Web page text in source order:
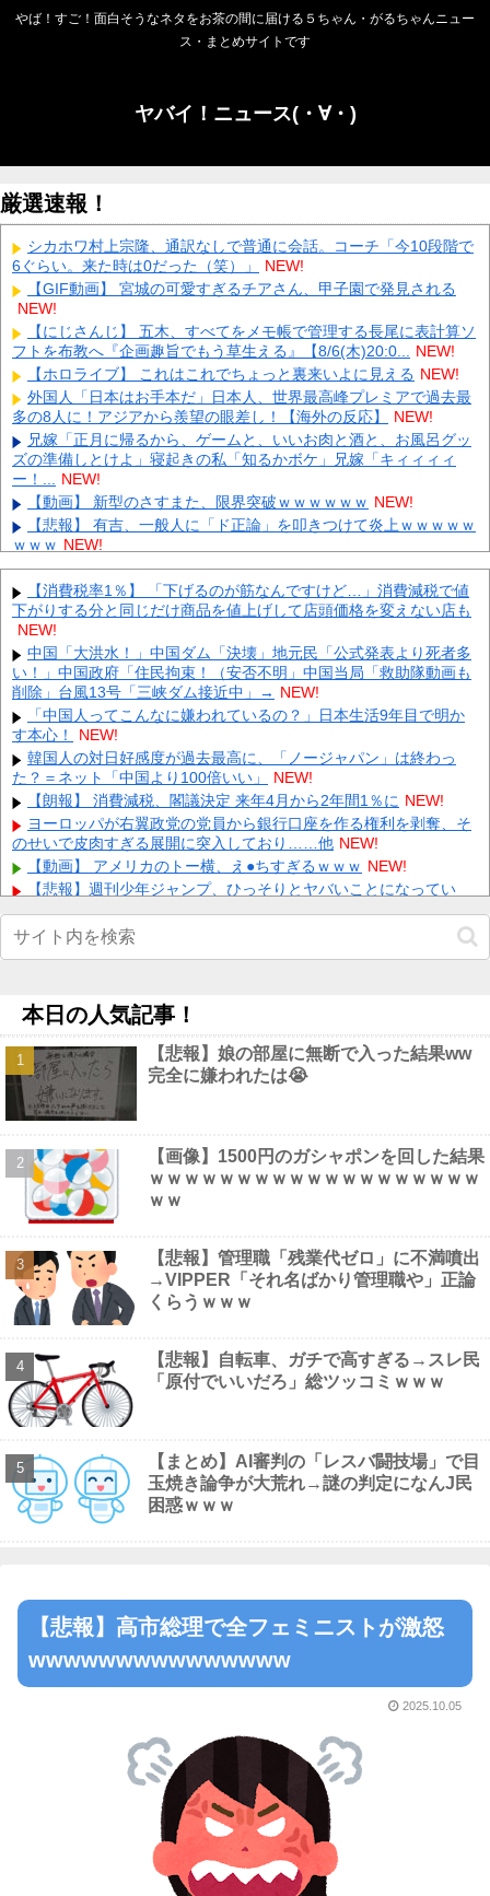
やば！すご！面白そうなネタをお茶の間に届ける５ちゃん・がるちゃんニュー
ス・まとめサイトです
ヤバイ！ニュース(・∀・)
厳選速報！
シカホワ村上宗隆、通訳なしで普通に会話。コーチ「今10段階で
6ぐらい。来た時は0だった（笑）」
NEW!
【GIF動画】 宮城の可愛すぎるチアさん、甲子園で発見される
NEW!
【にじさんじ】 五木、すべてをメモ帳で管理する長尾に表計算ソ
フトを布教へ『企画趣旨でもう草生える』【8/6(木)20:0... NEW!
【ホロライブ】 これはこれでちょっと裏来いよに見える NEW!
外国人「日本はお手本だ」日本人、世界最高峰プレミアで過去最
多の8人に！アジアから羨望の眼差し！【海外の反応】
NEW!
兄嫁「正月に帰るから、ゲームと、いいお肉と酒と、お風呂グッ
ズの準備しとけよ」寝起きの私「知るかボケ」兄嫁「キィィィィ
ー！... NEW!
【動画】 新型のさすまた、限界突破ｗｗｗｗｗｗ NEW!
【悲報】 有吉、一般人に「ド正論」を叩きつけて炎上ｗｗｗｗｗ
ｗｗｗ NEW!
【朗報】賀喜遥香、最新グラビアで見せた生足がエグすぎる 他
NEW!
【悲報】死にそうなフワちゃんがこちらｗｗｗｗｗ 他 NEW!
【VTuber】千羽師匠、Grokに自分の気持ち悪いツイート聞くや
つやってるのかなって思ったら相手鴨神やんけ 他 NEW!
【期待】α超究極の轟絶キャラは何が来る？サマー予想が熱い 他
NEW!
【画像】マイケル・オリーセ、ニューヨークで知らない人たちの
草サッカーに突然混ざるｗｗ 他
【画像】 ワイ「アルファードいいなあ。買いに行くか」店員「ほ
いっ見積もりな！」ワイ「金額おかしくね？」←お前らもそう思
う... NEW!
【画像】 「キム兄」こと芸人・木村祐一さん（63歳）、最新の松
本人志さんとのツーショットが完全に別人だとネット騒然！
「... NEW!
Powered by livedoor 相互RSS
【消費税率1％】 「下げるのが筋なんですけど…」消費減税で値
下がりする分と同じだけ商品を値上げして店頭価格を変えない店も
NEW!
中国「大洪水！」中国ダム「決壊」地元民「公式発表より死者多
い！」中国政府「住民拘束！（安否不明」中国当局「救助隊動画も
削除」台風13号「三峡ダム接近中」→ NEW!
「中国人ってこんなに嫌われているの？」日本生活9年目で明か
す本心！
NEW!
韓国人の対日好感度が過去最高に、「ノージャパン」は終わっ
た？＝ネット「中国より100倍いい」
NEW!
【朗報】 消費減税、閣議決定 来年4月から2年間1％に NEW!
ヨーロッパが右翼政党の党員から銀行口座を作る権利を剥奪、そ
のせいで皮肉すぎる展開に突入しており……他 NEW!
【動画】 アメリカのトー横、え●ちすぎるｗｗｗ NEW!
【悲報】週刊少年ジャンプ、ひっそりとヤバいことになってい
【画像】 田中みな実(39) 妊娠中でも露出多めのドレス、これノー
NEW!
【画像】 風俗で毎回こういう"恵体メロン"お姉さん(35)を指名し
てしまうんやが・・・・・・ NEW!
甲子園初・女性の審判員がデビュー 試合後に涙…「嬉しい気持
ちと絶対失敗しちゃいけない、それだけでした」他
なぁ、永久機関ってなんで絶対に作れないん？他
【画像】 フリーアナの宇垣美里(35)さん、パンッパンの乳房がエ
□すぎるｗｗｗｗｗｗ
NEW!
【画像】 避難所の女がHすぎるｗｗｗｗｗ
NEW!
Powered by livedoor 相互RSS
本日の人気記事！
【悲報】娘の部屋に無断で入った結果ww
完全に嫌われたは😭
【画像】1500円のガシャポンを回した結果
ｗｗｗｗｗｗｗｗｗｗｗｗｗｗｗｗｗｗｗ
ｗｗ
【悲報】管理職「残業代ゼロ」に不満噴出
→VIPPER「それ名ばかり管理職や」正論
くらうｗｗｗ
【悲報】自転車、ガチで高すぎる→スレ民
「原付でいいだろ」総ツッコミｗｗｗ
【まとめ】AI審判の「レスバ闘技場」で目
玉焼き論争が大荒れ→謎の判定になんJ民
困惑ｗｗｗ
【悲報】高市総理で全フェミニストが激怒
wwwwwwwwwwwwwww
2025.10.05